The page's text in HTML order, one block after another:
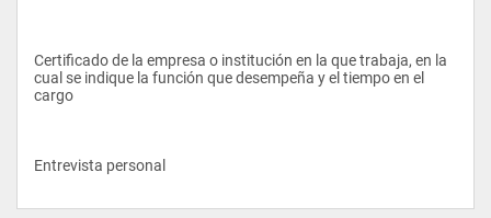
Certificado de la empresa o institución en la que trabaja, en la
cual se indique la función que desempeña y el tiempo en el
cargo
Entrevista personal